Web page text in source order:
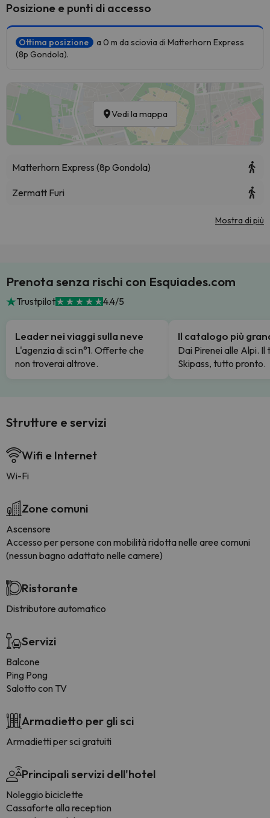
Posizione e punti di accesso
Ottima posizione
a 0 m da sciovia di Matterhorn Express
(8p Gondola).
Vedi la mappa
Matterhorn Express (8p Gondola)
Zermatt Furi
Mostra di più
Prenota senza rischi con Esquiades.com
Trustpilot 4.4/5
Leader nei viaggi sulla neve
L'agenzia di sci n°1. Offerte che
non troverai altrove.
Il catalogo più
Dai Pirenei alle Alpi. Il
Skipass, tutto pronto.
Strutture e servizi
Wifi e Internet
Wi-Fi
Zone comuni
Ascensore
Accesso per persone con mobilità ridotta nelle aree comuni
(nessun bagno adattato nelle camere)
Ristorante
Distributore automatico
Servizi
Balcone
Ping Pong
Salotto con TV
Armadietto per gli sci
Armadietti per sci gratuiti
Principali servizi dell'hotel
Noleggio biciclette
Cassaforte alla reception